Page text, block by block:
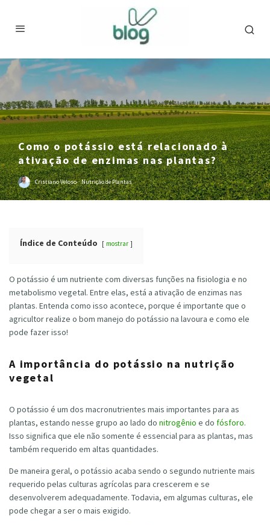
Como o potássio está relacionado à
ativação de enzimas nas plantas?
Cristiano Veloso · Nutrição de Plantas
Índice de Conteúdo mostrar
O potássio é um nutriente com diversas funções na fisiologia e no
metabolismo vegetal. Entre elas, está a ativação de enzimas nas
plantas. Entenda como isso acontece, porque é importante que o
agricultor realize o bom manejo do potássio na lavoura e como ele
pode fazer isso!
A importância do potássio na nutrição
vegetal
O potássio é um dos macronutrientes mais importantes para as
plantas, estando nesse grupo ao lado do nitrogênio e do fósforo.
Isso significa que ele não somente é essencial para as plantas, mas
também requerido em altas quantidades.
De maneira geral, o potássio acaba sendo o segundo nutriente mais
requerido pelas culturas agrícolas para crescerem e se
desenvolverem adequadamente. Todavia, em algumas culturas, ele
pode chegar a ser o mais exigido.